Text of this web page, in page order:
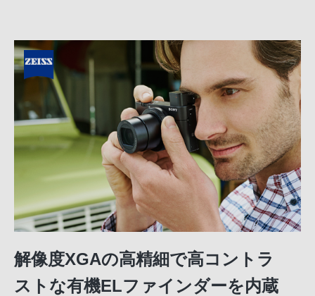
解像度XGAの高精細で高コントラ
ストな有機ELファインダーを内蔵